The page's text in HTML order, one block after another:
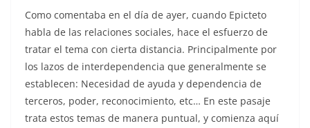
Como comentaba en el día de ayer, cuando Epicteto
habla de las relaciones sociales, hace el esfuerzo de
tratar el tema con cierta distancia. Principalmente por
los lazos de interdependencia que generalmente se
establecen: Necesidad de ayuda y dependencia de
terceros, poder, reconocimiento, etc… En este pasaje
trata estos temas de manera puntual, y comienza aquí